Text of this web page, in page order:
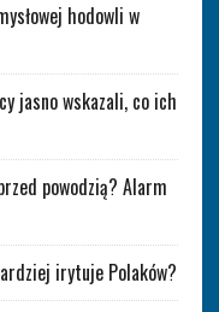
hodowli w
jasno wskazali, co ich
powodzią? Alarm
irytuje Polaków?